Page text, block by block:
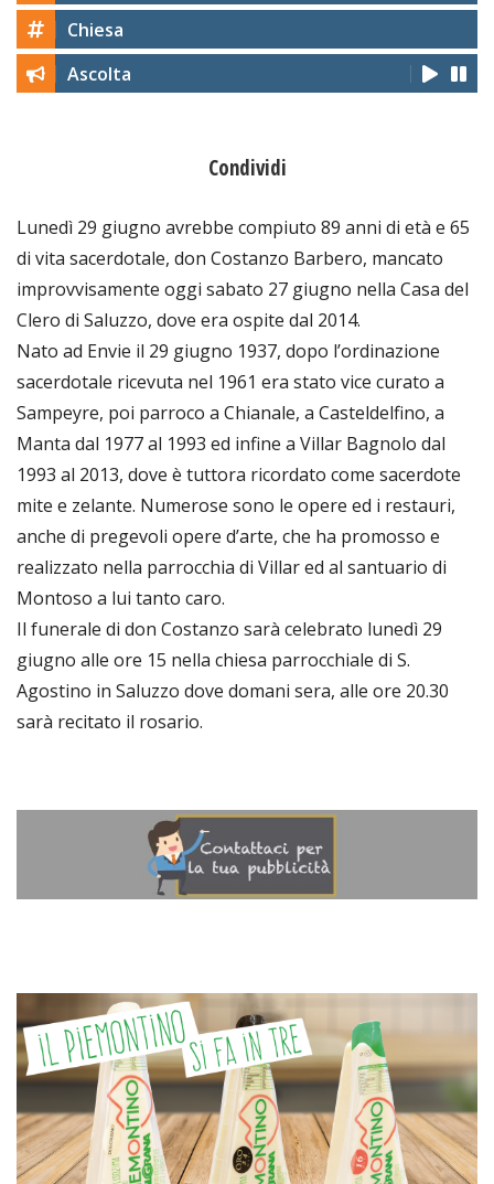
Chiesa
Ascolta
Condividi
Lunedì 29 giugno avrebbe compiuto 89 anni di età e 65
di vita sacerdotale, don Costanzo Barbero, mancato
improvvisamente oggi sabato 27 giugno nella Casa del
Clero di Saluzzo, dove era ospite dal 2014.
Nato ad Envie il 29 giugno 1937, dopo l’ordinazione
sacerdotale ricevuta nel 1961 era stato vice curato a
Sampeyre, poi parroco a Chianale, a Casteldelfino, a
Manta dal 1977 al 1993 ed infine a Villar Bagnolo dal
1993 al 2013, dove è tuttora ricordato come sacerdote
mite e zelante. Numerose sono le opere ed i restauri,
anche di pregevoli opere d’arte, che ha promosso e
realizzato nella parrocchia di Villar ed al santuario di
Montoso a lui tanto caro.
Il funerale di don Costanzo sarà celebrato lunedì 29
giugno alle ore 15 nella chiesa parrocchiale di S.
Agostino in Saluzzo dove domani sera, alle ore 20.30
sarà recitato il rosario.